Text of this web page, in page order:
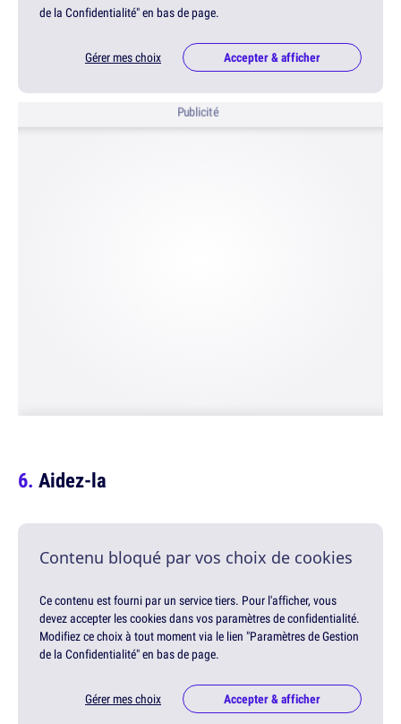
de la Confidentialité" en bas de page.
Gérer mes choix Accepter & afficher
Publicité
Aidez-la
Contenu bloqué par vos choix de cookies
Ce contenu est fourni par un service tiers. Pour l'afficher, vous
devez accepter les cookies dans vos paramètres de confidentialité.
Modifiez ce choix à tout moment via le lien "Paramètres de Gestion
de la Confidentialité" en bas de page.
Gérer mes choix Accepter & afficher